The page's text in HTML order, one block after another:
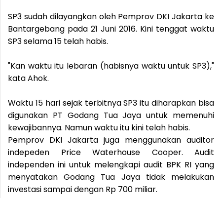
SP3 sudah dilayangkan oleh Pemprov DKI Jakarta ke
Bantargebang pada 21 Juni 2016. Kini tenggat waktu
SP3 selama 15 telah habis.
"Kan waktu itu lebaran (habisnya waktu untuk SP3),"
kata Ahok.
Waktu 15 hari sejak terbitnya SP3 itu diharapkan bisa
digunakan PT Godang Tua Jaya untuk memenuhi
kewajibannya. Namun waktu itu kini telah habis.
Pemprov DKI Jakarta juga menggunakan auditor
indepeden Price Waterhouse Cooper. Audit
independen ini untuk melengkapi audit BPK RI yang
menyatakan Godang Tua Jaya tidak melakukan
investasi sampai dengan Rp 700 miliar.